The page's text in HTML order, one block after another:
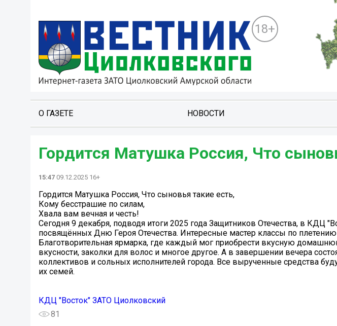
18+
О ГАЗЕТЕ НОВОСТИ
Гордится Матушка Россия, Что
15:47 09.12.2025 16+
Гордится Матушка Россия, Что сыновья такие есть,
Кому бесстрашие по силам,
Хвала вам вечная и честь!
Сегодня 9 декабря, подводя итоги 2025 года Защитников Отечества, в КДЦ
посвящённых Дню Героя Отечества. Интересные мастер классы по
Благотворительная ярмарка, где каждый мог приобрести вкусную
вкусности, заколки для волос и многое другое. А в завершении вечера
коллективов и сольных исполнителей города. Все вырученные средства
их семей.
КДЦ "Восток" ЗАТО Циолковский
81